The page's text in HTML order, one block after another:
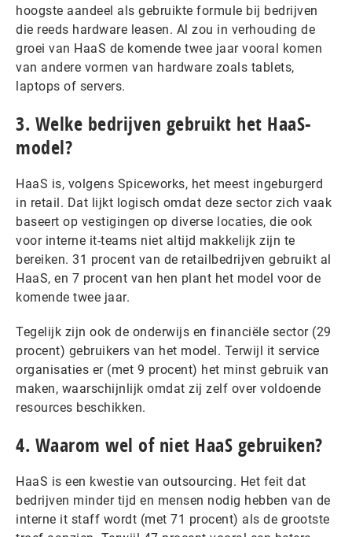
hoogste aandeel als gebruikte formule bij bedrijven
die reeds hardware leasen. Al zou in verhouding de
groei van HaaS de komende twee jaar vooral komen
van andere vormen van hardware zoals tablets,
laptops of servers.
3. Welke bedrijven gebruikt het HaaS-
model?
HaaS is, volgens Spiceworks, het meest ingeburgerd
in retail. Dat lijkt logisch omdat deze sector zich vaak
baseert op vestigingen op diverse locaties, die ook
voor interne it-teams niet altijd makkelijk zijn te
bereiken. 31 procent van de retailbedrijven gebruikt al
HaaS, en 7 procent van hen plant het model voor de
komende twee jaar.
Tegelijk zijn ook de onderwijs en financiële sector (29
procent) gebruikers van het model. Terwijl it service
organisaties er (met 9 procent) het minst gebruik van
maken, waarschijnlijk omdat zij zelf over voldoende
resources beschikken.
4. Waarom wel of niet HaaS gebruiken?
HaaS is een kwestie van outsourcing. Het feit dat
bedrijven minder tijd en mensen nodig hebben van de
interne it staff wordt (met 71 procent) als de grootste